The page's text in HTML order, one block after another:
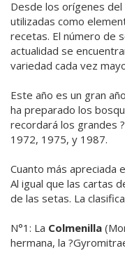
Desde los orígenes
utilizadas como
recetas. El número de
actualidad se
variedad cada vez
Este año es un gran
ha preparado los
recordará los grandes
1972, 1975, y 1987.
Cuanto más apreciada
Al igual que las cartas
de las setas. La
N°1: La Colmenilla
hermana, la